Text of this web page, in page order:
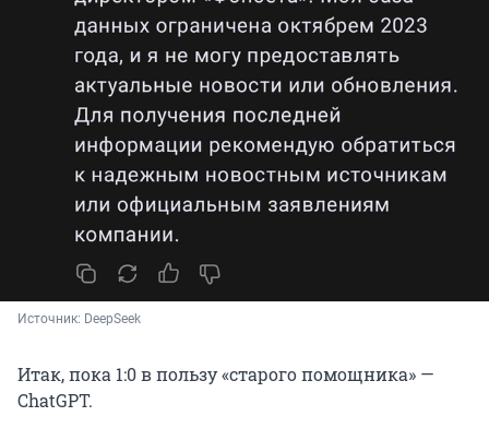
Источник: DeepSeek
Итак, пока 1:0 в пользу «старого помощника» —
ChatGPT.